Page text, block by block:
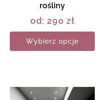
rośliny
od: 290 zł
Wybierz opcje